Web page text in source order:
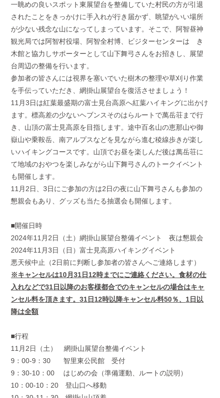
一眺めの良いスポット東展望台を整備していた村民の方が引退
されたことをきっかけに手入れが行き届かず、眺望がいい場所
が少ない残念な山になってしまっています。そこで、阿智昼神
観光局では阿智村役場、阿智全村博、ビジターセンターはゝき
木館と協力しサポーターとして山下舞弓さんをお招きし、展望
台周辺の整備を行います。
参加者の皆さんには視界を塞いでいた樹木の整理や草刈り作業
を手伝っていただき、網掛山展望台を復活させましょう！
11月3日は紅葉最盛期の富士見台高原へ紅葉ハイキングに出かけ
ます。標高差の少ないヘブンスそのはらルートで萬岳荘まで行
き、山頂の富士見高原を目指します。途中百名山の恵那山や御
嶽山や乗鞍岳、南アルプスなどを見ながら進む稜線歩きが楽し
いハイキングコースです。山頂でお昼を楽しんだ後は萬岳荘に
て地域のおやつを楽しみながら山下舞弓さんのトークイベント
も開催します。
11月 2日、3日にご参加の方は2日の夜に山下舞弓さんも参加の
懇親会もあり、グッズも当たる抽選会も開催します。
■開催日時
2024年11 月 2日（土）網掛山展望台整備イベント 夜は懇親会
2024年11 月3日（日）富士見高原ハイキングイベント
悪天候中止（2日前に判断し参加者の皆さんへご連絡します）
※キャンセルは10月31日 12時までにご連絡ください。食材の仕
入れなどで31日以降のお客様都合でのキャンセルの場合はキャ
ンセル料を頂きます。31日 12時以降キャンセル料50％、 1日以
降は全額
■行程
11月 2日（土） 網掛山展望台整備イベント
9：00-9 ：30
智里東公民館 受付
9：30-10 ：00 はじめの会（準備運動、ルートの説明）
10：00-10 ： 20 登山口へ移動